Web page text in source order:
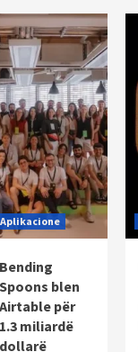
Aplikacione
Bending
Spoons blen
Airtable për
1.3 miliardë
dollarë